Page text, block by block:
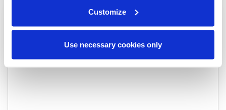
Customize
Use necessary cookies only